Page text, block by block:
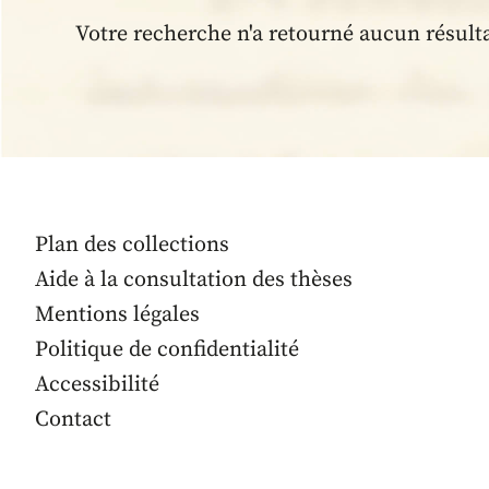
Votre recherche n'a retourné aucun
Plan des collections
Aide à la consultation des thèses
Mentions légales
Politique de confidentialité
Accessibilité
Contact